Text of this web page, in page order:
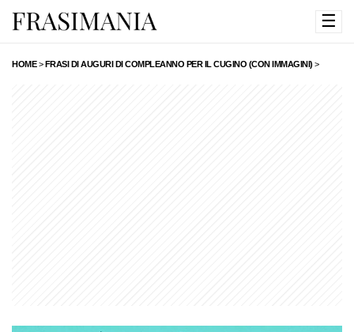
☰
HOME>FRASI DI AUGURI DI COMPLEANNO PER IL CUGINO (CON IMMAGINI) >